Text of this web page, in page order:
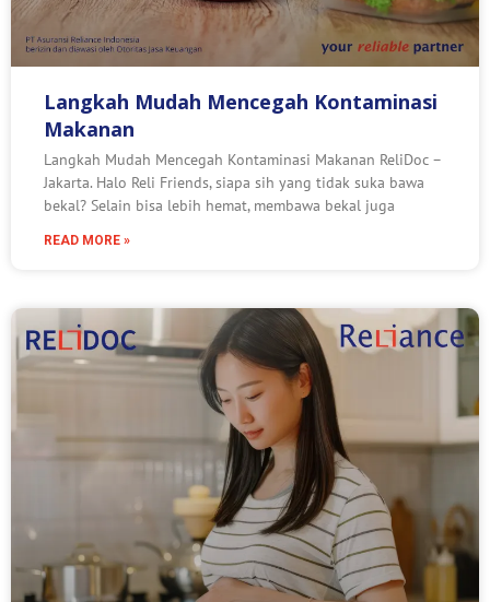
Langkah Mudah Mencegah Kontaminasi
Makanan
Langkah Mudah Mencegah Kontaminasi Makanan ReliDoc –
Jakarta. Halo Reli Friends, siapa sih yang tidak suka bawa
bekal? Selain bisa lebih hemat, membawa bekal juga
READ MORE »